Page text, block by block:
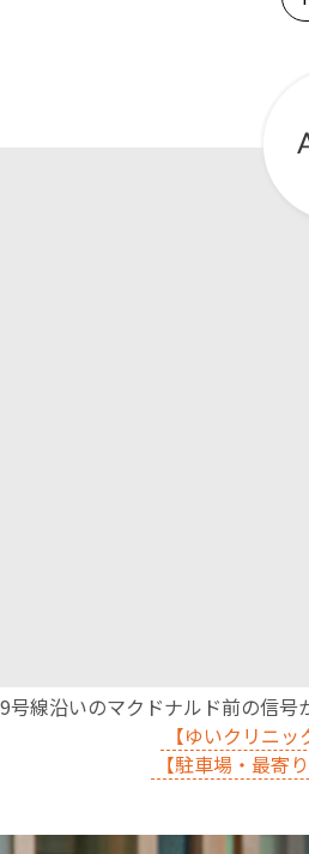
線沿いのマクドナルド前の信号
【ゆいクリニ
【駐車場・最寄